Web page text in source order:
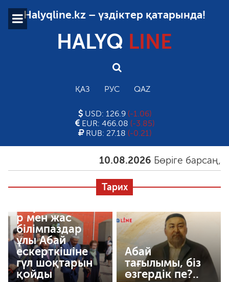
Halyqline.kz – үздіктер қатарында!
HALYQ LINE
ҚАЗ РУС QAZ
USD: 126.9 (-1.06)
EUR: 466.08 (-3.85)
RUB: 27.18 (-0.21)
10.08.2026 Бөріге барсаң,
Тарих
р мен жас
білімпаздар
ұлы Абай
ескерткішіне
гүл шоқтарын
қойды
Абай
тағылымы, біз
өзгердік пе?..